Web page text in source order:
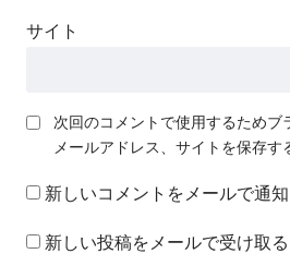
サイト
次回のコメントで使用するためブ
メールアドレス、サイトを保存す
新しいコメントをメールで通知
新しい投稿をメールで受け取る